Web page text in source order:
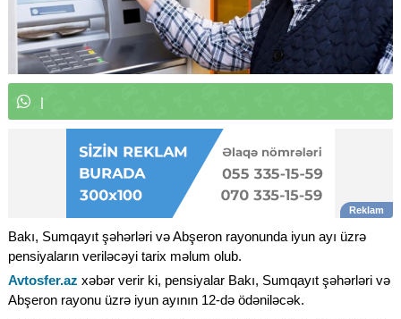
W
Bakı, Sumqayıt şəhərləri və Abşeron rayonunda iyun ayı üzrə
pensiyaların veriləcəyi tarix məlum olub.
Avtosfer.az xəbər verir ki, pensiyalar Bakı, Sumqayıt şəhərləri və
Abşeron rayonu üzrə iyun ayının 12-də ödəniləcək.